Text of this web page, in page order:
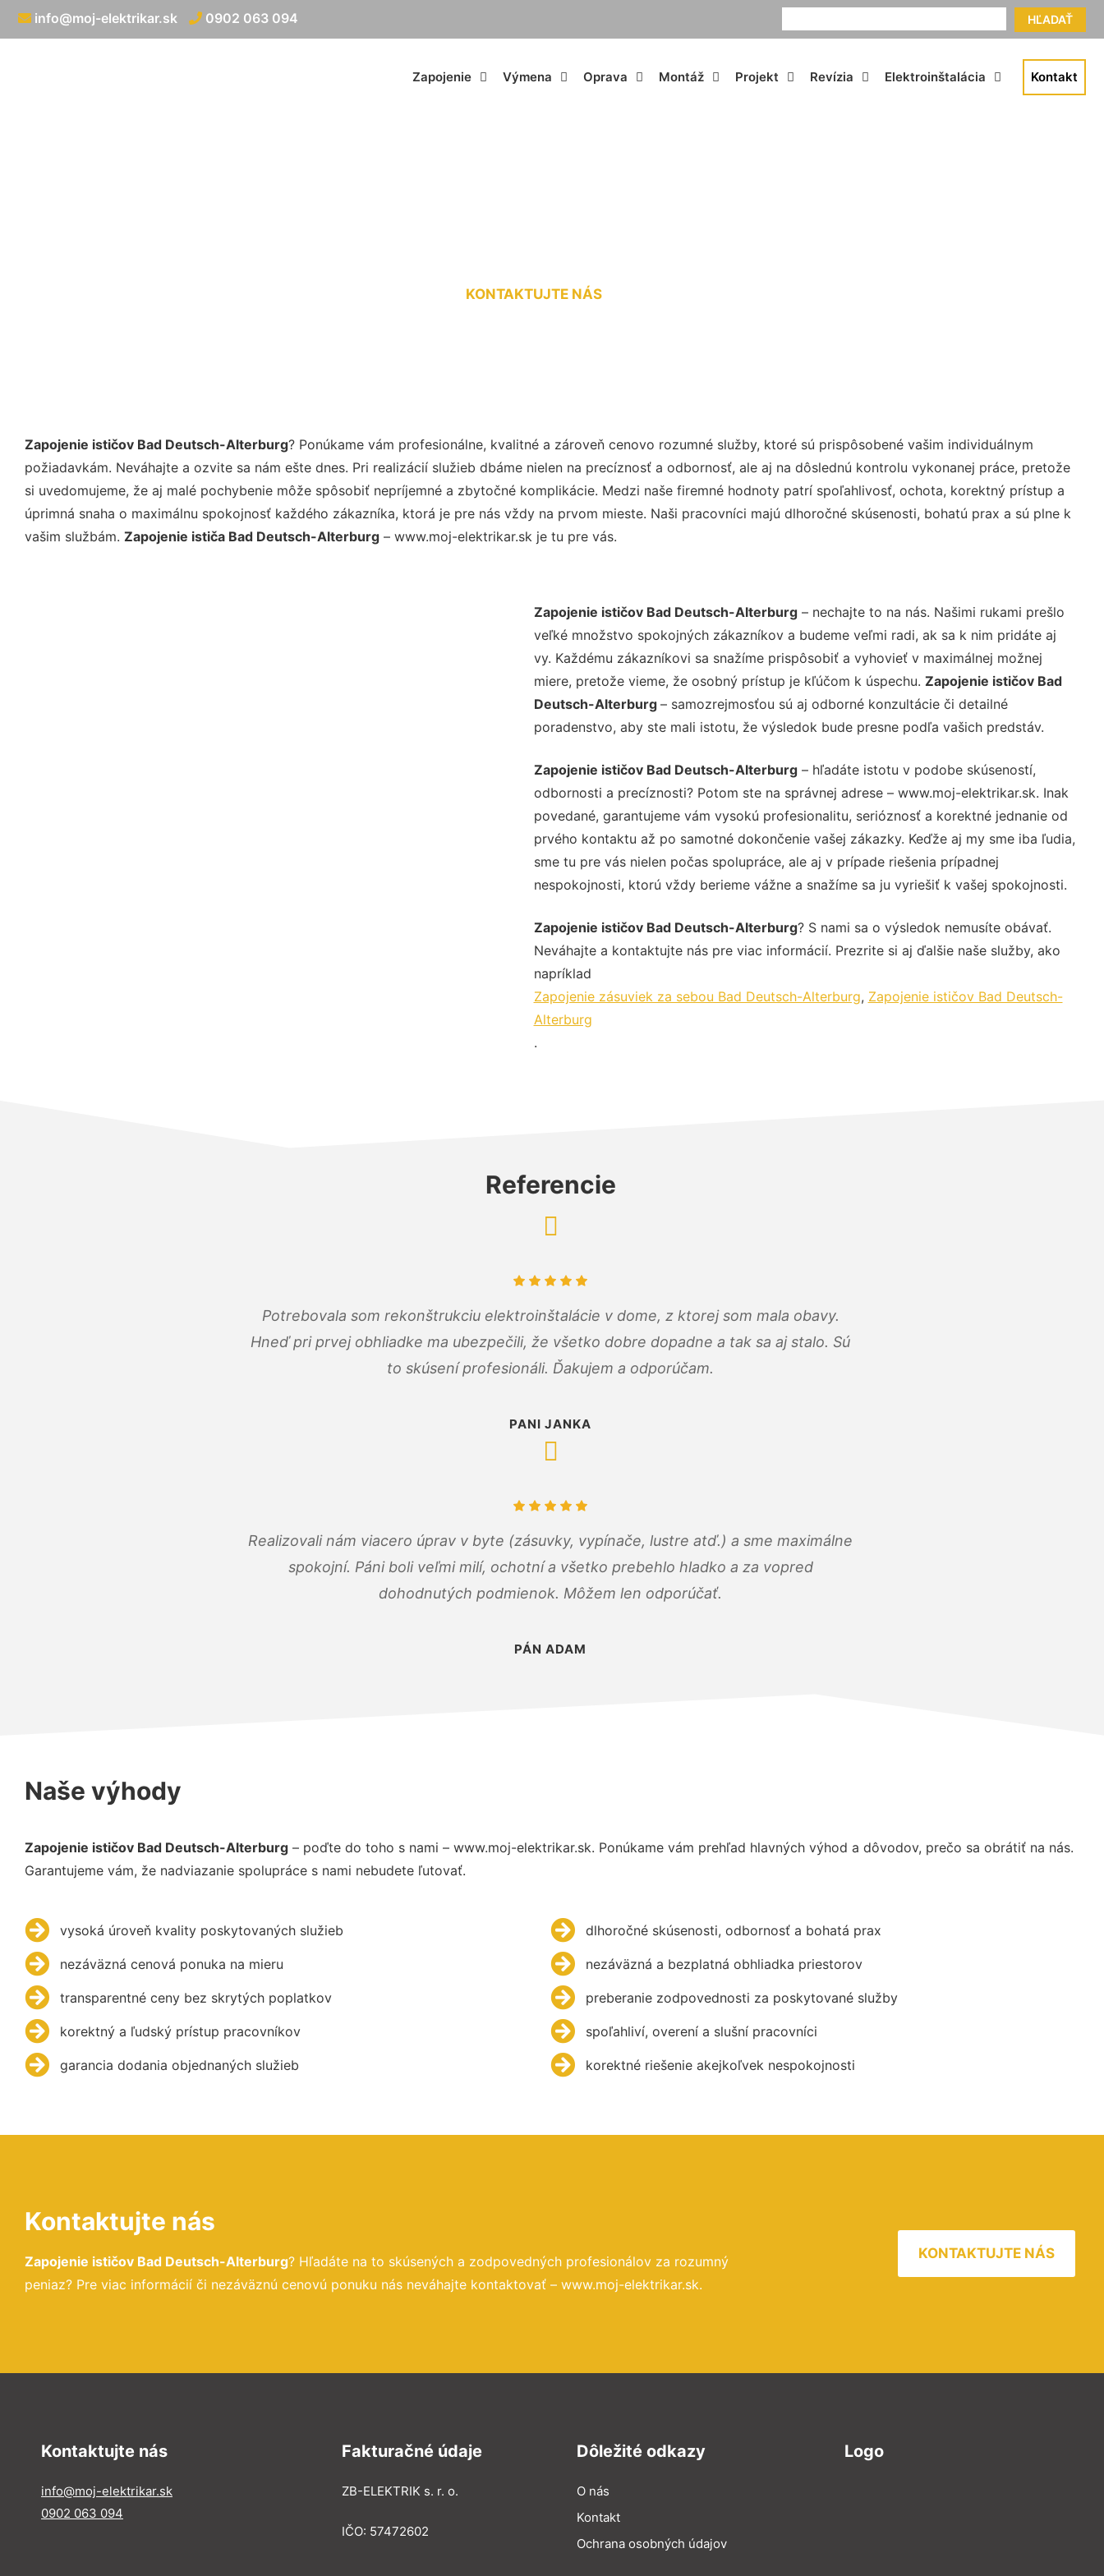
HĽADAŤ
info@moj-elektrikar.sk 0902 063 094
Zapojenie Výmena Oprava Montáž Projekt Revízia Elektroinštalácia Kontakt
KONTAKTUJTE NÁS
Zapojenie ističov Bad Deutsch-Alterburg? Ponúkame vám profesionálne, kvalitné a zároveň cenovo rozumné služby, ktoré sú prispôsobené vašim individuálnym
požiadavkám. Neváhajte a ozvite sa nám ešte dnes. Pri realizácií služieb dbáme nielen na precíznosť a odbornosť, ale aj na dôslednú kontrolu vykonanej práce, pretože
si uvedomujeme, že aj malé pochybenie môže spôsobiť nepríjemné a zbytočné komplikácie. Medzi naše firemné hodnoty patrí spoľahlivosť, ochota, korektný prístup a
úprimná snaha o maximálnu spokojnosť každého zákazníka, ktorá je pre nás vždy na prvom mieste. Naši pracovníci majú dlhoročné skúsenosti, bohatú prax a sú plne k
vašim službám. Zapojenie ističa Bad Deutsch-Alterburg – www.moj-elektrikar.sk je tu pre vás.
Zapojenie ističov Bad Deutsch-Alterburg– nechajte to na nás. Našimi rukami prešlo
veľké množstvo spokojných zákazníkov a budeme veľmi radi, ak sa k nim pridáte aj
vy. Každému zákazníkovi sa snažíme prispôsobiť a vyhovieť v maximálnej možnej
miere, pretože vieme, že osobný prístup je kľúčom k úspechu. Zapojenie ističov Bad
Deutsch-Alterburg – samozrejmosťou sú aj odborné konzultácie či detailné
poradenstvo, aby ste mali istotu, že výsledok bude presne podľa vašich predstáv.
Zapojenie ističov Bad Deutsch-Alterburg– hľadáte istotu v podobe skúseností,
odbornosti a precíznosti? Potom ste na správnej adrese – www.moj-elektrikar.sk. Inak
povedané, garantujeme vám vysokú profesionalitu, serióznosť a korektné jednanie od
prvého kontaktu až po samotné dokončenie vašej zákazky. Keďže aj my sme iba ľudia,
sme tu pre vás nielen počas spolupráce, ale aj v prípade riešenia prípadnej
nespokojnosti, ktorú vždy berieme vážne a snažíme sa ju vyriešiť k vašej spokojnosti.
Zapojenie ističov Bad Deutsch-Alterburg? S nami sa o výsledok nemusíte obávať.
Neváhajte a kontaktujte nás pre viac informácií. Prezrite si aj ďalšie naše služby, ako
napríklad
Zapojenie zásuviek za sebou Bad Deutsch-Alterburg, Zapojenie ističov Bad Deutsch-
Alterburg
.
Referencie
Potrebovala som rekonštrukciu elektroinštalácie v dome, z ktorej som mala obavy.
Hneď pri prvej obhliadke ma ubezpečili, že všetko dobre dopadne a tak sa aj stalo. Sú
to skúsení profesionáli. Ďakujem a odporúčam.
PANI JANKA
Realizovali nám viacero úprav v byte (zásuvky, vypínače, lustre atď.) a sme maximálne
spokojní. Páni boli veľmi milí, ochotní a všetko prebehlo hladko a za vopred
dohodnutých podmienok. Môžem len odporúčať.
PÁN ADAM
Naše výhody
Zapojenie ističov Bad Deutsch-Alterburg – poďte do toho s nami – www.moj-elektrikar.sk. Ponúkame vám prehľad hlavných výhod a dôvodov, prečo sa obrátiť na nás.
Garantujeme vám, že nadviazanie spolupráce s nami nebudete ľutovať.
vysoká úroveň kvality poskytovaných služieb
nezáväzná cenová ponuka na mieru
transparentné ceny bez skrytých poplatkov
korektný a ľudský prístup pracovníkov
garancia dodania objednaných služieb
dlhoročné skúsenosti, odbornosť a bohatá prax
nezáväzná a bezplatná obhliadka priestorov
preberanie zodpovednosti za poskytované služby
spoľahliví, overení a slušní pracovníci
korektné riešenie akejkoľvek nespokojnosti
Kontaktujte nás
Zapojenie ističov Bad Deutsch-Alterburg? Hľadáte na to skúsených a zodpovedných profesionálov za rozumný
peniaz? Pre viac informácií či nezáväznú cenovú ponuku nás neváhajte kontaktovať – www.moj-elektrikar.sk.
KONTAKTUJTE NÁS
Kontaktujte nás
info@moj-elektrikar.sk
0902 063 094
Fakturačné údaje
ZB-ELEKTRIK s. r. o.
IČO: 57472602
Dôležité odkazy
O nás
Kontakt
Ochrana osobných údajov
Logo